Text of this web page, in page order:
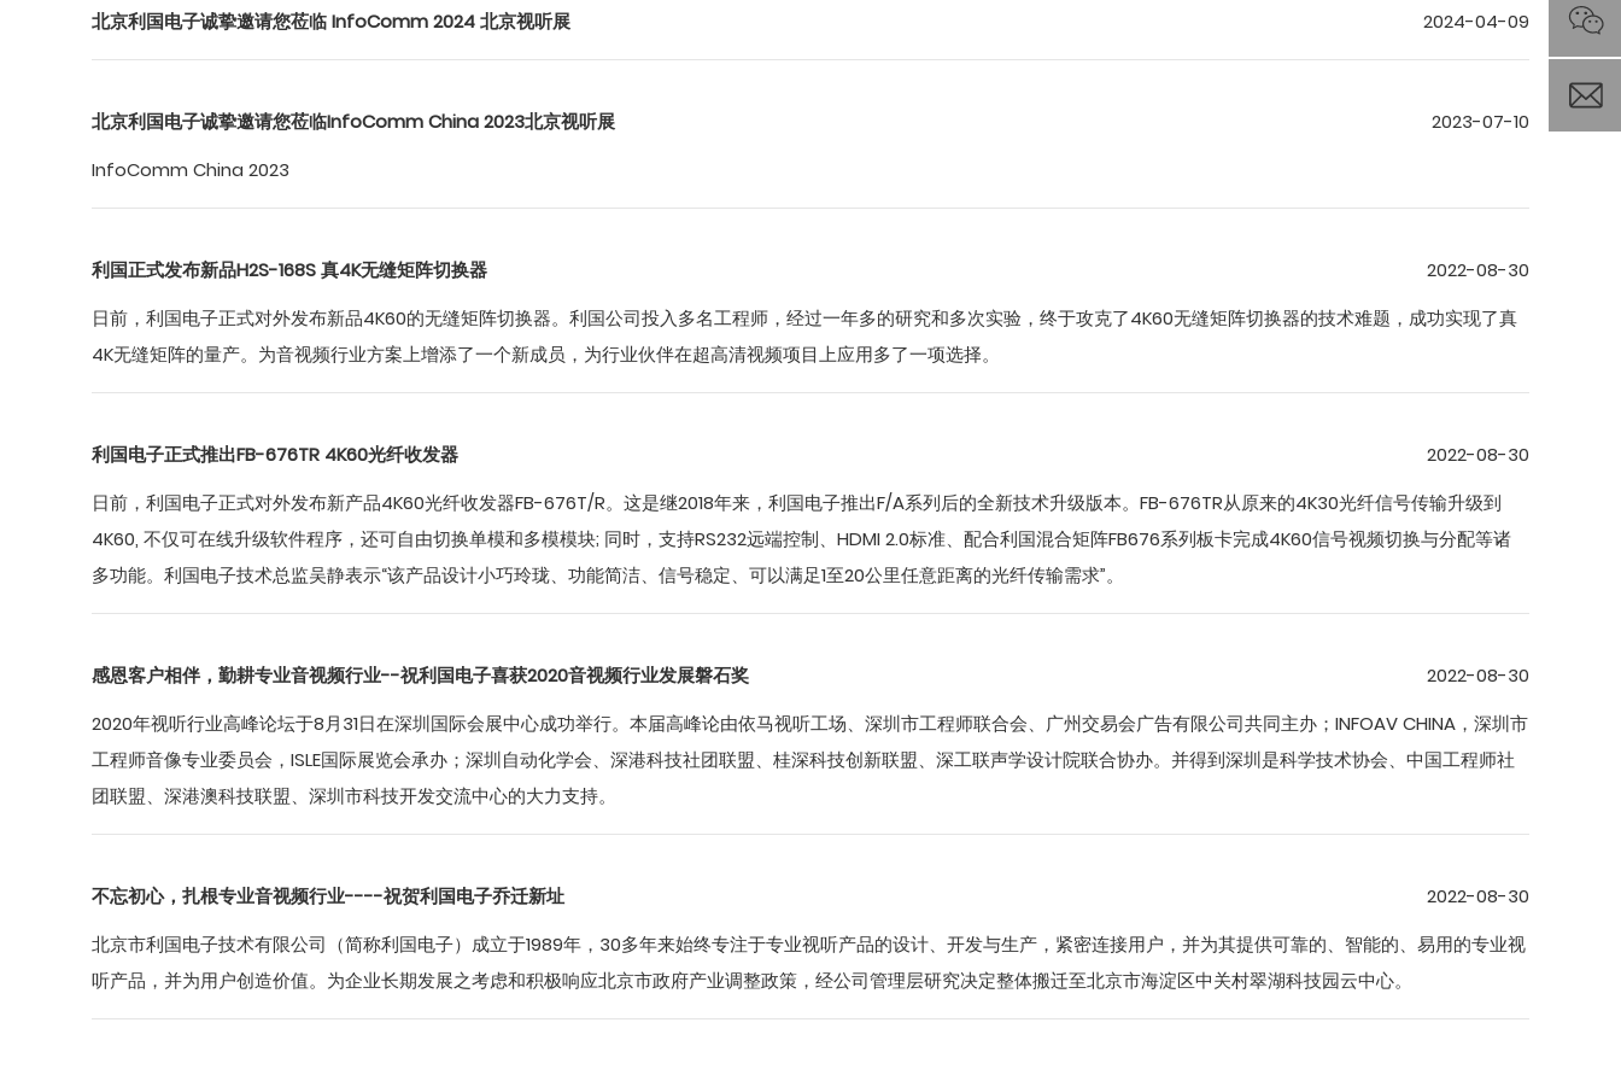
北京利国电子诚挚邀请您莅临 InfoComm 2024 北京视听展 2024-04-09
北京利国电子诚挚邀请您莅临InfoComm China 2023北京视听展
2023-07-10
InfoComm China 2023
利国正式发布新品H2S-168S 真4K无缝矩阵切换器
2022-08-30
日前，利国电子正式对外发布新品4K60的无缝矩阵切换器。利国公司投入多名工程师，经过一年多的研究和多次实验，终于攻克了4K60无缝矩阵切换器的技术难题，成功实现了真
4K无缝矩阵的量产。为音视频行业方案上增添了一个新成员，为行业伙伴在超高清视频项目上应用多了一项选择。
利国电子正式推出FB-676TR 4K60光纤收发器
2022-08-30
日前，利国电子正式对外发布新产品4K60光纤收发器FB-676T/R。这是继2018年来，利国电子推出F/A系列后的全新技术升级版本。FB-676TR从原来的4K30光纤信号传输升级到
4K60, 不仅可在线升级软件程序，还可自由切换单模和多模模块; 同时，支持RS232远端控制、HDMI 2.0标准、配合利国混合矩阵FB676系列板卡完成4K60信号视频切换与分配等诸
多功能。利国电子技术总监吴静表示“该产品设计小巧玲珑、功能简洁、信号稳定、可以满足1至20公里任意距离的光纤传输需求”。
感恩客户相伴，勤耕专业音视频行业--祝利国电子喜获2020音视频行业发展磐石奖
2022-08-30
2020年视听行业高峰论坛于8月31日在深圳国际会展中心成功举行。本届高峰论由依马视听工场、深圳市工程师联合会、广州交易会广告有限公司共同主办；INFOAV CHINA，深圳市
工程师音像专业委员会，ISLE国际展览会承办；深圳自动化学会、深港科技社团联盟、桂深科技创新联盟、深工联声学设计院联合协办。并得到深圳是科学技术协会、中国工程师社
团联盟、深港澳科技联盟、深圳市科技开发交流中心的大力支持。
不忘初心，扎根专业音视频行业----祝贺利国电子乔迁新址
2022-08-30
北京市利国电子技术有限公司（简称利国电子）成立于1989年，30多年来始终专注于专业视听产品的设计、开发与生产，紧密连接用户，并为其提供可靠的、智能的、易用的专业视
听产品，并为用户创造价值。为企业长期发展之考虑和积极响应北京市政府产业调整政策，经公司管理层研究决定整体搬迁至北京市海淀区中关村翠湖科技园云中心。